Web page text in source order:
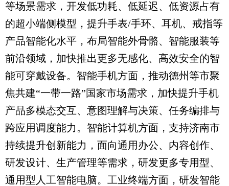
等场景需求，开发低功耗、低延迟、低资源占有
的超小端侧模型，提升手表/手环、耳机、戒指等
产品智能化水平，布局智能外骨骼、智能服装等
前沿领域，加快推出更多无感化、高效安全的智
能可穿戴设备。智能手机方面，推动德州等市聚
焦共建“一带一路”国家市场需求，加快提升手机
产品多模态交互、意图理解与决策、任务编排与
跨应用调度能力。智能计算机方面，支持济南市
持续提升创新能力，面向通用办公、内容创作、
研发设计、生产管理等需求，研发更多专用型、
通用型人工智能电脑。工业终端方面，研发智能